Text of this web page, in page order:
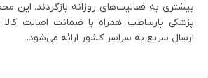
بیشتری به فعالیت‌های روزانه بازگردند. این
پزشکی پارساطب همراه با ضمانت اصالت کالا،
ارسال سریع به سراسر کشور ارائه می‌شود.